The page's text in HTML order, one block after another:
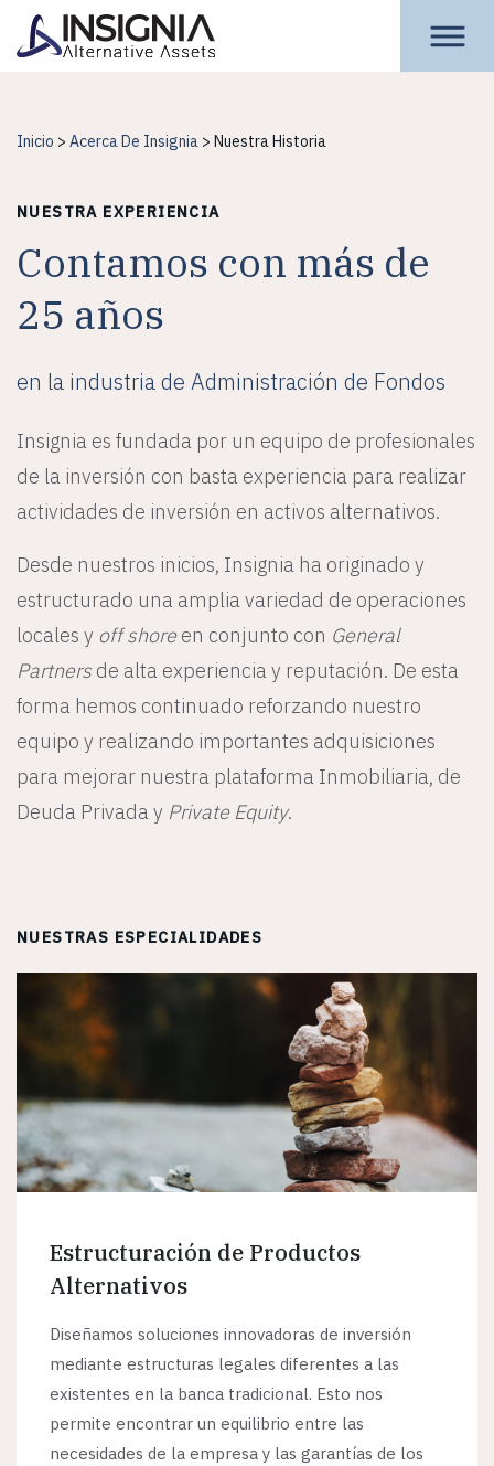
Inicio > Acerca De Insignia > Nuestra Historia
NUESTRA EXPERIENCIA
Contamos con más de
25 años
en la industria de Administración de Fondos
Insignia es fundada por un equipo de profesionales
de la inversión con basta experiencia para realizar
actividades de inversión en activos alternativos.
Desde nuestros inicios, Insignia ha originado y
estructurado una amplia variedad de operaciones
locales y off shoreen conjunto con General
Partners de alta experiencia y reputación. De esta
forma hemos continuado reforzando nuestro
equipo y realizando importantes adquisiciones
para mejorar nuestra plataforma Inmobiliaria, de
Deuda Privada y Private Equity.
NUESTRAS ESPECIALIDADES
Estructuración de Productos
Alternativos
Diseñamos soluciones innovadoras de inversión
mediante estructuras legales diferentes a las
existentes en la banca tradicional. Esto nos
permite encontrar un equilibrio entre las
necesidades de la empresa y las garantías de los